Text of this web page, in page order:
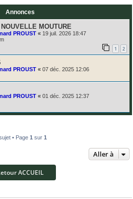
Annonces
MOUTURE
PROUST « 19 juil. 2026 18:47
1 2
PROUST « 07 déc. 2025 12:06
PROUST « 01 déc. 2025 12:37
• Page 1 sur 1
Aller à
ACCUEIL